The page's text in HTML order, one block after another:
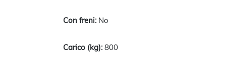
No
800